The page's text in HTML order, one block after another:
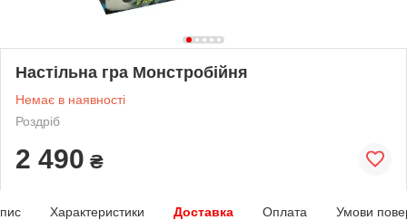
Настільна гра Монстробійня
Немає в наявності
Роздріб
2 490 ₴
Характеристики Доставка Оплата Умови